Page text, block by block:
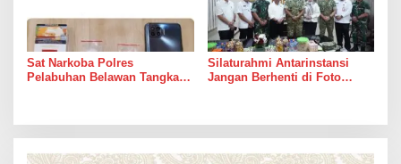
Sat Narkoba Polres
Pelabuhan Belawan Tangkap
Silaturahmi Antarinstansi
Jangan Berhenti di Foto